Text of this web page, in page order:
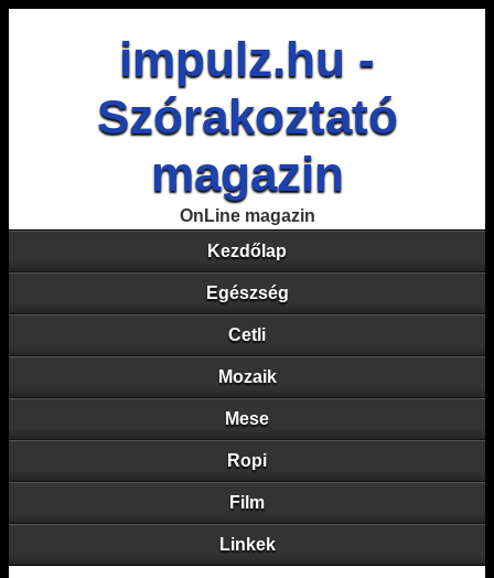
impulz.hu -
Szórakoztató
magazin
OnLine magazin
Kezdőlap
Egészség
Cetli
Mozaik
Mese
Ropi
Film
Linkek